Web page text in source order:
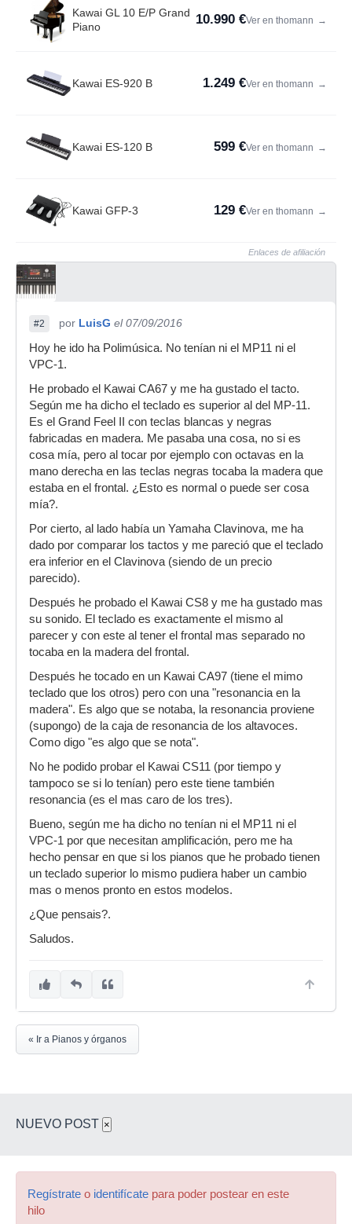
Kawai GL 10 E/P Grand
Piano
10.990 €Ver en thomann →
Kawai ES-920 B 1.249 €Ver en thomann →
Kawai ES-120 B 599 €Ver en thomann →
Kawai GFP-3 129 €Ver en thomann →
Enlaces de afiliación
#2 por LuisG el 07/09/2016
Hoy he ido ha Polimúsica. No tenían ni el MP11 ni el
VPC-1.
He probado el Kawai CA67 y me ha gustado el tacto.
Según me ha dicho el teclado es superior al del MP-11.
Es el Grand Feel II con teclas blancas y negras
fabricadas en madera. Me pasaba una cosa, no si es
cosa mía, pero al tocar por ejemplo con octavas en la
mano derecha en las teclas negras tocaba la madera que
estaba en el frontal. ¿Esto es normal o puede ser cosa
mía?.
Por cierto, al lado había un Yamaha Clavinova, me ha
dado por comparar los tactos y me pareció que el teclado
era inferior en el Clavinova (siendo de un precio
parecido).
Después he probado el Kawai CS8 y me ha gustado mas
su sonido. El teclado es exactamente el mismo al
parecer y con este al tener el frontal mas separado no
tocaba en la madera del frontal.
Después he tocado en un Kawai CA97 (tiene el mimo
teclado que los otros) pero con una "resonancia en la
madera". Es algo que se notaba, la resonancia proviene
(supongo) de la caja de resonancia de los altavoces.
Como digo "es algo que se nota".
No he podido probar el Kawai CS11 (por tiempo y
tampoco se si lo tenían) pero este tiene también
resonancia (es el mas caro de los tres).
Bueno, según me ha dicho no tenían ni el MP11 ni el
VPC-1 por que necesitan amplificación, pero me ha
hecho pensar en que si los pianos que he probado tienen
un teclado superior lo mismo pudiera haber un cambio
mas o menos pronto en estos modelos.
¿Que pensais?.
Saludos.
« Ir a Pianos y órganos
NUEVO POST ×
Regístrate o identifícate para poder postear en este
hilo